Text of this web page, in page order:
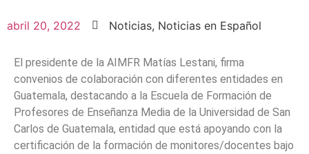
abril 20, 2022 Noticias, Noticias en Español
El presidente de la AIMFR Matías Lestani, firma
convenios de colaboración con diferentes entidades en
Guatemala, destacando a la Escuela de Formación de
Profesores de Enseñanza Media de la Universidad de San
Carlos de Guatemala, entidad que está apoyando con la
certificación de la formación de monitores/docentes bajo